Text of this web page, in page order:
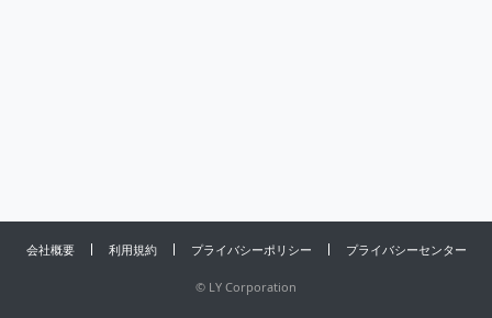
会社概要 利用規約 プライバシーポリシー プライバシーセンター
© LY Corporation